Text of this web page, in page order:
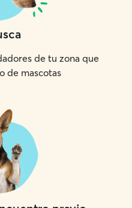
de tu zona que
de mascotas